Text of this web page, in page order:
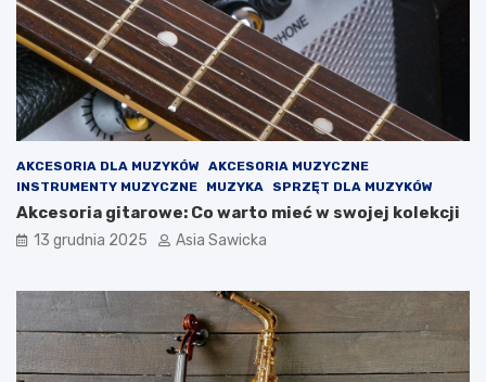
n
e
e
d
z
a
ł
e
o
t
y
c
k
n
a
AKCESORIA DLA MUZYKÓW AKCESORIA MUZYCZNE
INSTRUMENTY MUZYCZNE
MUZYKA SPRZĘT DLA MUZYKÓW
Akcesoria gitarowe: Co warto mieć w swojej kolekcji
13 grudnia 2025 Asia Sawicka